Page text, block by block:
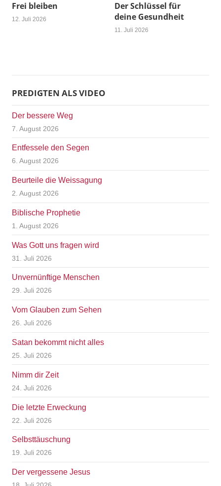
Frei bleiben
12. Juli 2026
Der Schlüssel für
deine Gesundheit
11. Juli 2026
PREDIGTEN ALS VIDEO
Der bessere Weg
7. August 2026
Entfessele den Segen
6. August 2026
Beurteile die Weissagung
2. August 2026
Biblische Prophetie
1. August 2026
Was Gott uns fragen wird
31. Juli 2026
Unvernünftige Menschen
29. Juli 2026
Vom Glauben zum Sehen
26. Juli 2026
Satan bekommt nicht alles
25. Juli 2026
Nimm dir Zeit
24. Juli 2026
Die letzte Erweckung
22. Juli 2026
Selbsttäuschung
19. Juli 2026
Der vergessene Jesus